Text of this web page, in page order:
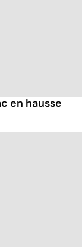
en hausse